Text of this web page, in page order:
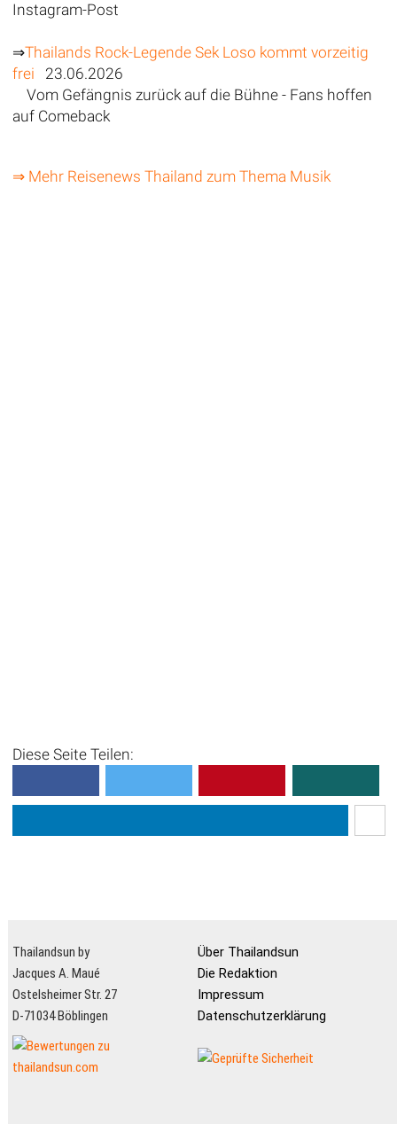
Instagram-Post
⇒Thailands Rock-Legende Sek Loso kommt vorzeitig
frei 23.06.2026
Vom Gefängnis zurück auf die Bühne - Fans hoffen
auf Comeback
⇒ Mehr Reisenews Thailand zum Thema Musik
Diese Seite Teilen:
Thailandsun by
Jacques A. Maué
Ostelsheimer Str. 27
D-71034 Böblingen
Über Thailandsun
Die Redaktion
Impressum
Datenschutzerklärung